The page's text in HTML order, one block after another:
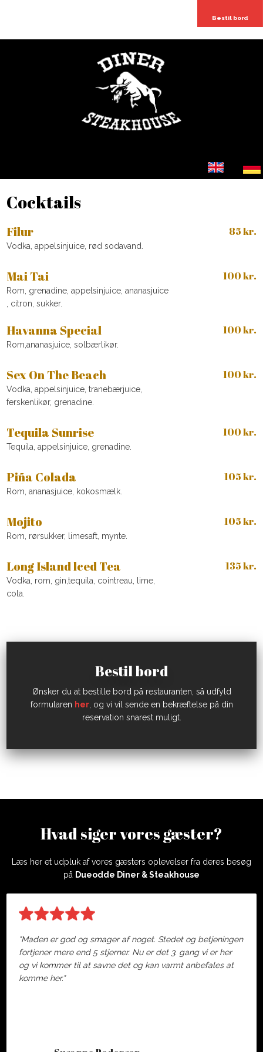
Bestil bord
Cocktails​
Filur
Vodka, appelsinjuice, rød sodavand.
85 kr.
Mai Tai
Rom, grenadine, appelsinjuice, ananasjuice
, citron, sukker.
100 kr.
Havanna Special
Rom,ananasjuice, solbærlikør.
100 kr.
Sex On The Beach
Vodka, appelsinjuice, tranebærjuice,
ferskenlikør, grenadine.
100 kr.
Tequila Sunrise
Tequila, appelsinjuice, grenadine.
100 kr.
Piña Colada
Rom, ananasjuice, kokosmælk.
105 kr.
Mojito
Rom, rørsukker, limesaft, mynte.
105 kr.
Long Island lced Tea
Vodka, rom, gin,tequila, cointreau, lime,
cola.
135 kr.
Bestil bord
​Ønsker du at bestille bord på restauranten, så udfyld
formularen her, og vi vil sende en bekræftelse på din
reservation snarest muligt.
Hvad siger vores gæster?
Læs her et udpluk af vores gæsters oplevelser fra deres besøg
på Dueodde Diner & Steakhouse
"Maden er god og smager af noget. Stedet og betjeningen
fortjener mere end 5 stjerner. Nu er det 3. gang vi er her
og vi kommer til at savne det og kan varmt anbefales at
komme her."